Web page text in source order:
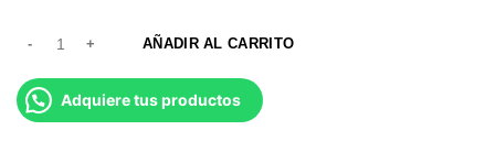
AÑADIR AL CARRITO
Adquiere tus productos